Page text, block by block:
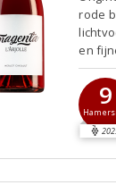
rode
en
9